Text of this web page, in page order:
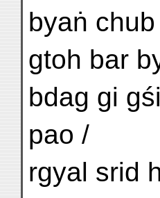
byaṅ
gtoh bar
bdag gi
pao /
rgyal srid